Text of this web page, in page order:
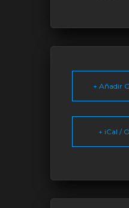
+ Añadir
+ iCal /